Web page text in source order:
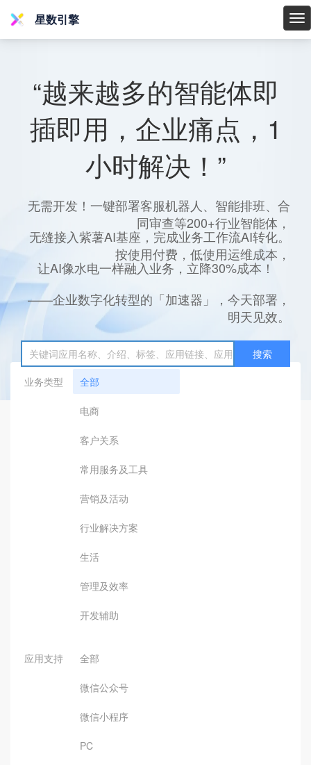
星
星数引擎
“越来越多的智能体即
插即用，企业痛点，1
小时解决！”
无需开发！一键部署客服机器人、智能排班、合
同审查等200+行业智能体，
无缝接入紫薯AI基座，完成业务工作流AI转化。
按使用付费，低使用运维成本，
让AI像水电一样融入业务，立降30%成本！
——企业数字化转型的「加速器」，今天部署，
明天见效。
搜索
业务类型
全部
电商
客户关系
常用服务及工具
营销及活动
行业解决方案
生活
管理及效率
开发辅助
应用支持 全部
微信公众号
微信小程序
PC